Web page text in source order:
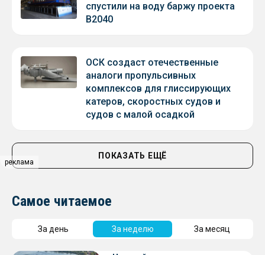
реклама
спустили на воду баржу проекта
В2040
ОСК создаст отечественные
аналоги пропульсивных
комплексов для глиссирующих
катеров, скоростных судов и
судов с малой осадкой
ПОКАЗАТЬ ЕЩЁ
Самое читаемое
За день За неделю За месяц